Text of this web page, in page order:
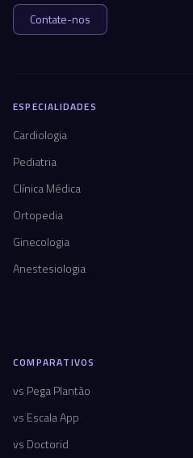
Contate-nos
ESPECIALIDADES
Cardiologia
Pediatria
Clínica Médica
Ortopedia
Ginecologia
Anestesiologia
COMPARATIVOS
vs Pega Plantão
vs Escala App
vs Doctorid